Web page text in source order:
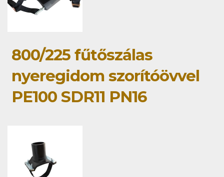
800/225 fűtőszálas
nyeregidom szorítóövvel
PE100 SDR11 PN16